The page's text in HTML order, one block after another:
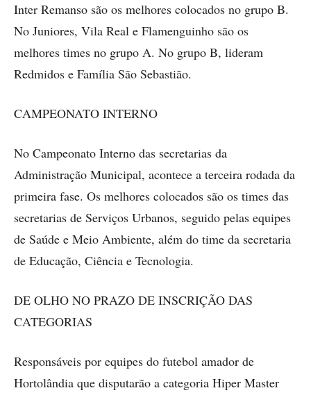
Inter Remanso são os melhores colocados no grupo B.
No Juniores, Vila Real e Flamenguinho são os
melhores times no grupo A. No grupo B, lideram
Redmidos e Família São Sebastião.
CAMPEONATO INTERNO
No Campeonato Interno das secretarias da
Administração Municipal, acontece a terceira rodada da
primeira fase. Os melhores colocados são os times das
secretarias de Serviços Urbanos, seguido pelas equipes
de Saúde e Meio Ambiente, além do time da secretaria
de Educação, Ciência e Tecnologia.
DE OLHO NO PRAZO DE INSCRIÇÃO DAS
CATEGORIAS
Responsáveis por equipes do futebol amador de
Hortolândia que disputarão a categoria Hiper Master